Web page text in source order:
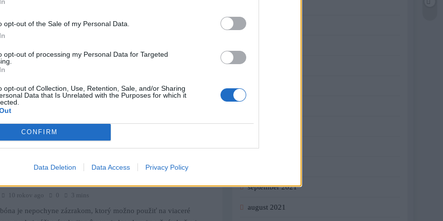
opt-out of the Sale of my Personal Data.
opt-out of processing my Personal Data for Targeted
opt-out of Collection, Use, Retention, Sale, and/or Sharing
Data that Is Unrelated with the Purposes for which it
CONFIRM
Data Deletion Data Access Privacy Policy
ako zastaviť negatívnu energiu z iných ľudí
10 rokov ago 0 3 mins
pozná človeka, ktorý je chronicky negatívny a pesimistický. Nie je
sa totiž veľmi ťažko zbavovať jeho negatívnej aury. Toto sú štyri
ako zadržať absorbovanie tejto negatívnej energie. 1. Vezmite
za seba. To ako sa cítite a…
zázračných vlastnostiach sódy bikarbóny ste
10 rokov ago 0 3 mins
je nepochyne zázrakom, ktorý možno použiť na viaceré
december 2021
november 2021
september 2021
august 2021